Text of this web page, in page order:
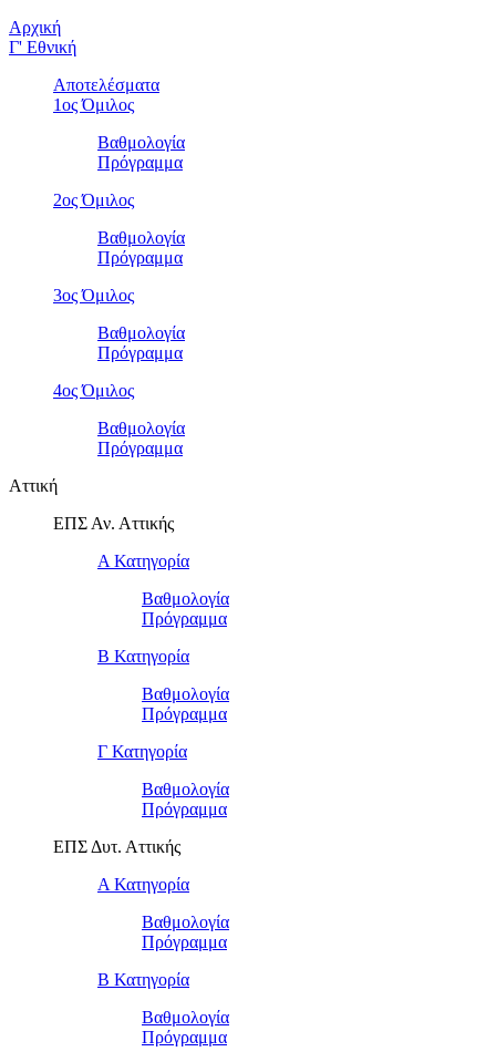
Αρχική
Γ' Εθνική
Αποτελέσματα
1ος Όμιλος
Βαθμολογία
Πρόγραμμα
2ος Όμιλος
Βαθμολογία
Πρόγραμμα
3ος Όμιλος
Βαθμολογία
Πρόγραμμα
4ος Όμιλος
Βαθμολογία
Πρόγραμμα
Αττική
ΕΠΣ Αν. Αττικής
Α Κατηγορία
Βαθμολογία
Πρόγραμμα
Β Κατηγορία
Βαθμολογία
Πρόγραμμα
Γ Κατηγορία
Βαθμολογία
Πρόγραμμα
ΕΠΣ Δυτ. Αττικής
Α Κατηγορία
Βαθμολογία
Πρόγραμμα
Β Κατηγορία
Βαθμολογία
Πρόγραμμα